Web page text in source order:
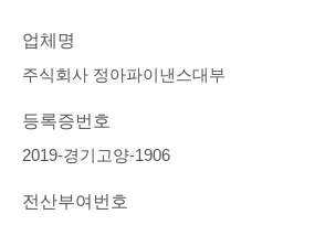
업체명
주식회사 정아파이낸스대부
등록증번호
2019-경기고양-1906
전산부여번호